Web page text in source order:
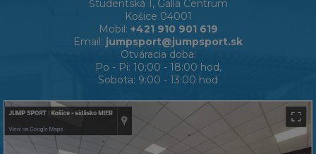
Študentská 1, Galla Centrum
Košice 04001
Mobil: +421 910 901 619
Email: jumpsport@jumpsport.sk
Otváracia doba:
Po - Pi: 10:00 - 18:00 hod,
Sobota: 9:00 - 13:00 hod